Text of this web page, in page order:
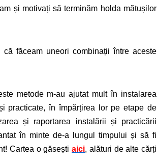
și motivați să terminăm holda mătușilor
făceam uneori combinații între aceste
metode m-au ajutat mult în instalarea
practicate, în împărțirea lor pe etape de
și raportarea instalării și practicării
în minte de-a lungul timpului și să fi
Cartea o găseștiaici, alături de alte cărți